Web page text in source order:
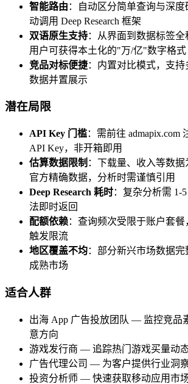
智能路由 ：自动区分简单查询与深
动调用 Deep Research 框架
双语原生支持：从界面到数据标签
用户可获得本土化的"万/亿"数字格式
竞品对标便捷：内置对比模式，支持
数据并置展示
潜在局限
API Key 门槛：需前往 admapix.com
API Key，非开箱即用
估算数据限制 ：下载量、收入等数
官方精确数据，分析时需谨慎引用
Deep Research 耗时：复杂分析需 1-
法即时返回
配额依赖：查询频次受限于账户套
触发限流
地区覆盖不均：部分新兴市场数据
成熟市场
适合人群
出海 App 广告投放团队 — 监控竞品
意方向
游戏发行商 — 追踪热门游戏买量动
广告代理公司 — 为客户提供行业洞
投资分析师 — 快速获取移动应用市